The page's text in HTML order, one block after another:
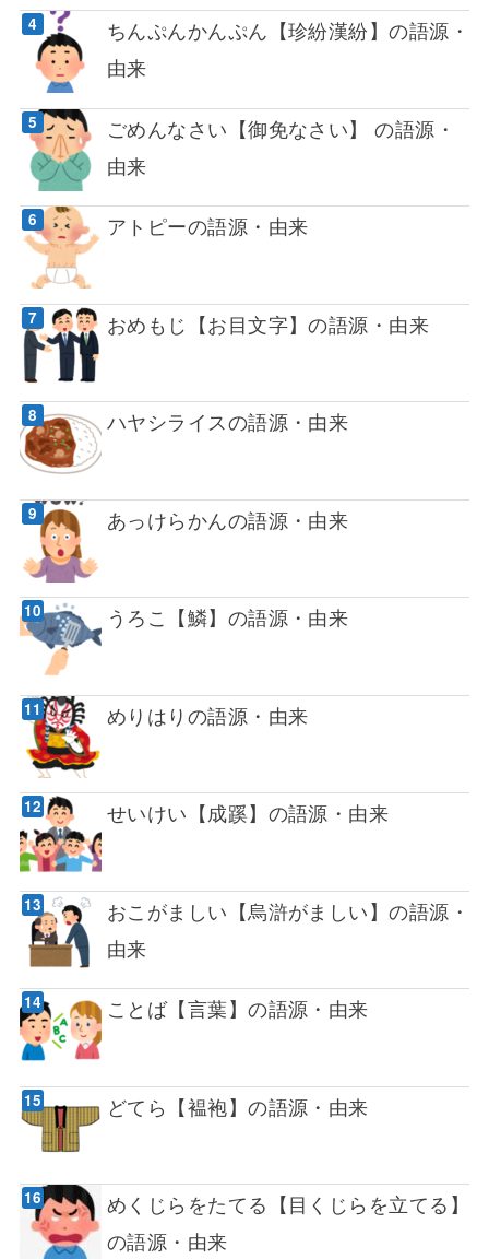
ちんぷんかんぷん【珍紛漢紛】の語源・
由来
ごめんなさい【御免なさい】 の語源・
由来
アトピーの語源・由来
おめもじ【お目文字】の語源・由来
ハヤシライスの語源・由来
あっけらかんの語源・由来
うろこ【鱗】の語源・由来
めりはりの語源・由来
せいけい【成蹊】の語源・由来
おこがましい【烏滸がましい】の語源・
由来
ことば【言葉】の語源・由来
どてら【褞袍】の語源・由来
めくじらをたてる【目くじらを立てる】
の語源・由来